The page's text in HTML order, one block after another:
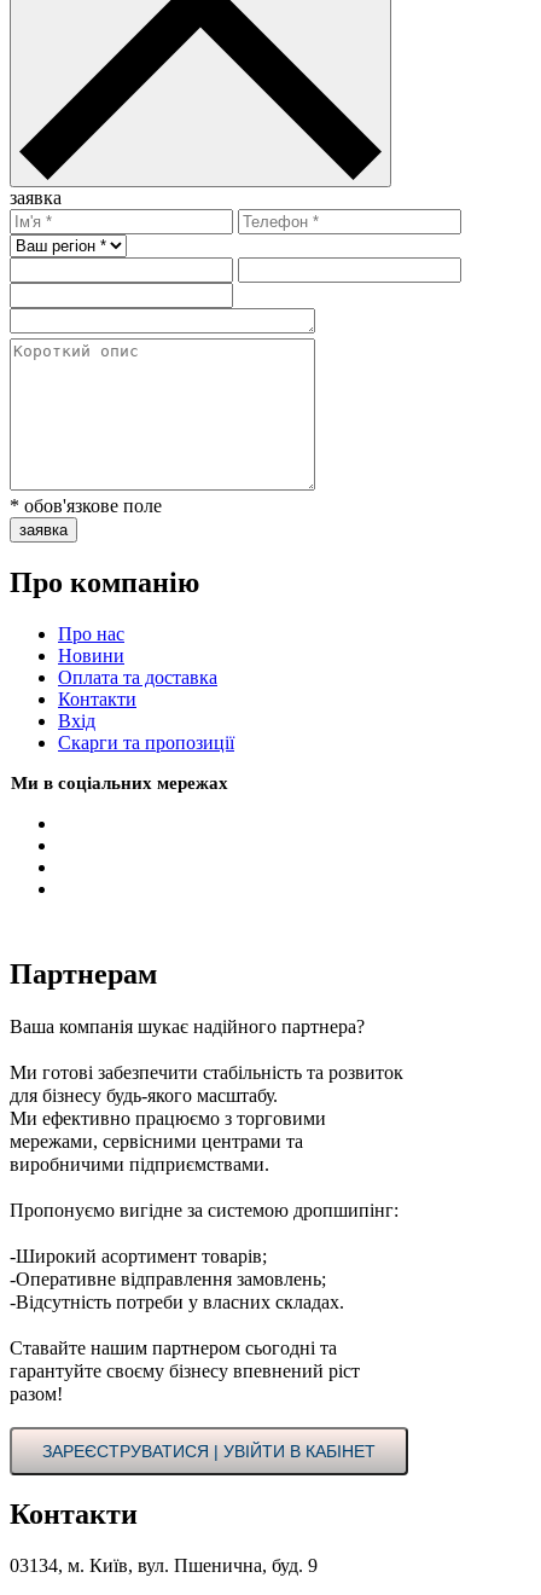
заявка
* обов'язкове поле
заявка
Про компанію
Про нас
Новини
Оплата та доставка
Контакти
Вхiд
Скарги та пропозиції
Ми в соціальних мережах
Партнерам
Ваша компанія шукає надійного партнера?
Ми готові забезпечити стабільність та розвиток
для бізнесу будь-якого масштабу.
Ми ефективно працюємо з торговими
мережами, сервісними центрами та
виробничими підприємствами.
Пропонуємо вигідне за системою дропшипінг:
-Широкий асортимент товарів;
-Оперативне відправлення замовлень;
-Відсутність потреби у власних складах.
Ставайте нашим партнером сьогодні та
гарантуйте своєму бізнесу впевнений ріст
разом!
ЗАРЕЄСТРУВАТИСЯ | УВІЙТИ В КАБІНЕТ
Контакти
03134, м. Київ, вул. Пшенична, буд. 9